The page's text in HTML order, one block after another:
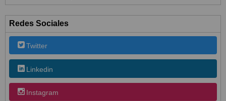
Redes Sociales
Twitter
Linkedin
Instagram